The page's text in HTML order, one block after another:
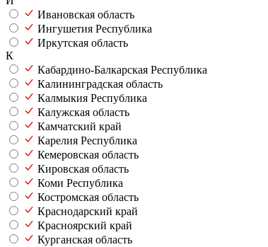
Ивановская область
Ингушетия Республика
Иркутская область
К
Кабардино-Балкарская Республика
Калининградская область
Калмыкия Республика
Калужская область
Камчатский край
Карелия Республика
Кемеровская область
Кировская область
Коми Республика
Костромская область
Краснодарский край
Красноярский край
Курганская область